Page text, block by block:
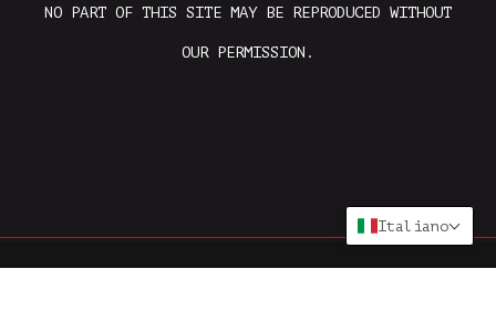
NO PART OF THIS SITE MAY BE REPRODUCED WITHOUT
OUR PERMISSION.
CREATED DALLE MENTI FELICI DIHAPPY MINDSE SVILUPPATO
Italiano